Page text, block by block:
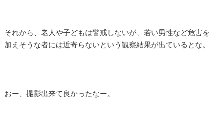
それから、老人や子どもは警戒しないが、若い男性など危害を
加えそうな者には近寄らないという観察結果が出ているとな。
おー、撮影出来て良かったなー。